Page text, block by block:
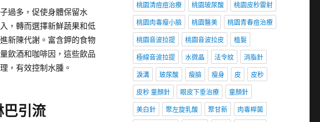
過多，促使身體保留水
，轉而選擇新鮮蔬果和低
新陳代謝。富含鉀的食物
飲酒和咖啡因，這些飲品
，有效控制水腫。
引流
桃園清痘痘治療 桃園玻尿酸 桃園皮秒雷射
桃園肉毒瘦小臉 桃園醫美 桃園青春痘治療
桃園音波拉提 桃園音波拉皮 植髮
極線音波拉提 水微晶 法令紋 消脂針
淚溝 玻尿酸 瘦臉 瘦身 皮 皮秒
皮秒 童顏針 眼皮下垂治療 童顏針
美白針 聚左旋乳酸 聚甘新 肉毒桿菌